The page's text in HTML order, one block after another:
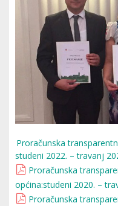
Proračunska
studeni 2022. – travanj
Proračunska
općina:studeni 2020. –
Proračunska